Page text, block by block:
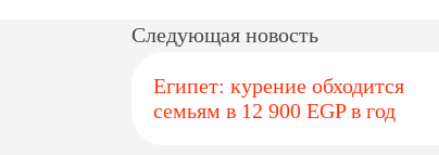
Следующая новость
Египет: курение обходится
семьям в 12 900 EGP в год